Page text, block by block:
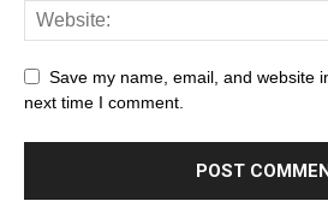
Save my name, email, and website
next time I comment.